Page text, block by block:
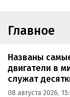
Главное
Названы
двигатели в
служат
08 августа 2026,